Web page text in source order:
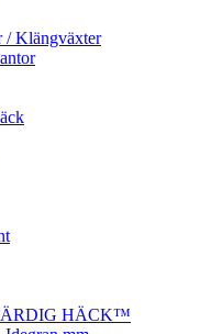
/ Klängväxter
HÄCK™